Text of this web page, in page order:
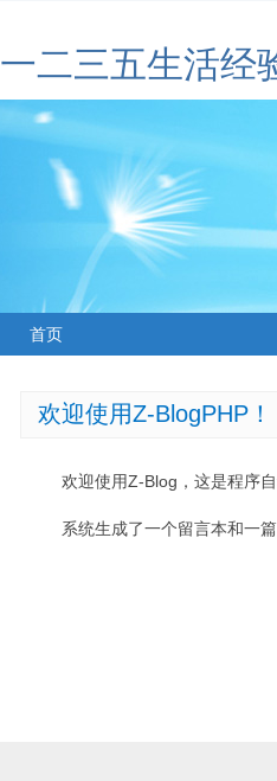
一二三五生活经
首页
欢迎使用Z-BlogPHP！
欢迎使用Z-Blog，这是程序
系统生成了一个留言本和一